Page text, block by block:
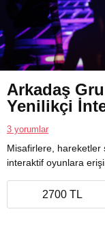
Arkadaş
Yenilikçi
3 yorumlar
Misafirlere, hareketler
interaktif oyunlara
2700 TL